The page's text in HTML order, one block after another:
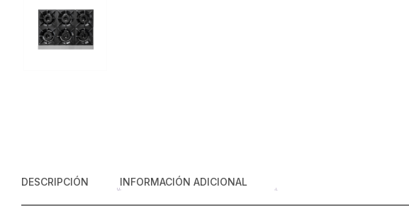
DESCRIPCIÓN INFORMACIÓN ADICIONAL